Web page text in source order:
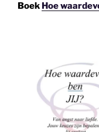
Boek Hoe